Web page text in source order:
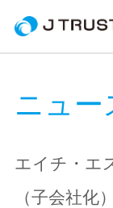
ニュー
エイチ・エ
（子会社化